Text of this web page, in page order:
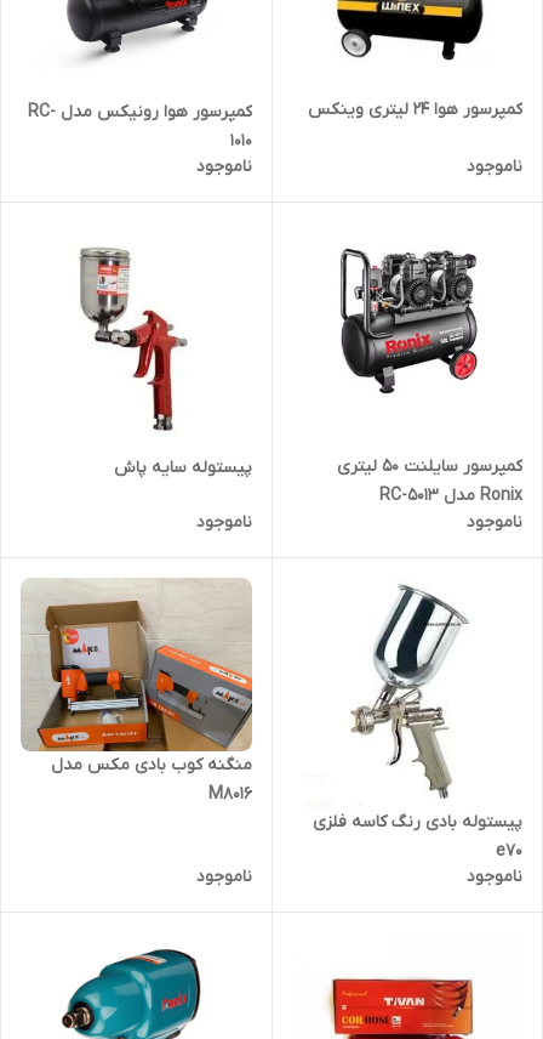
کمپرسور هوا 24 لیتری وینکس
ناموجود
کمپرسور هوا رونیکس مدل RC-
1010
ناموجود
کمپرسور سایلنت 50 لیتری
Ronix مدل RC-5013
ناموجود
پیستوله سایه پاش
ناموجود
پیستوله بادی رنگ کاسه فلزی
e70
ناموجود
منگنه کوب بادی مکس مدل
M8016
ناموجود